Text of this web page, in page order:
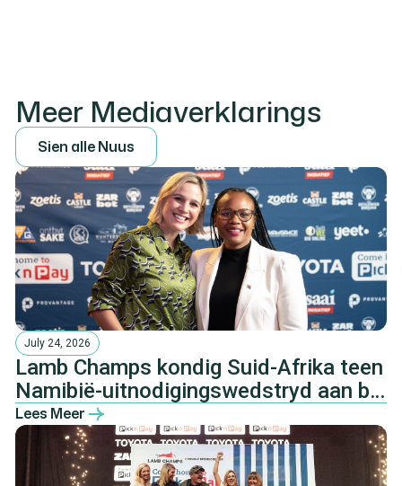
Meer Mediaverklarings
Sien alleNuus
July 24, 2026
Lamb Champs kondig Suid-Afrika teen
Namibië-uitnodigingswedstryd aan by
Pretoria-boeredinee
Lees Meer